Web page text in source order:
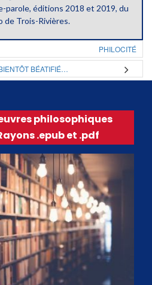
parole, éditions 2018 et 2019, du
de Trois-Rivières.
PHILOCITÉ
BÉATIFIÉ…
philosophiques
.epub et .pdf